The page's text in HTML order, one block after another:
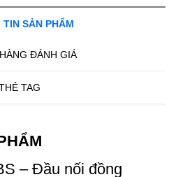
TIN SẢN PHẨM
ĐÁNH GIÁ
TAG
– Đầu nối đồng